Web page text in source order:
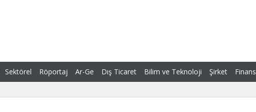
Sektörel Röportaj Ar-Ge Dış Ticaret Bilim ve Teknoloji Şirket Finans